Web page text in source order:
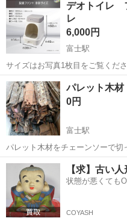
デオトイレ
レ
6,000円
富士駅
サイズはお写真1枚目をご覧くだ
ます。 静音設計のファン付きで猫ちゃんも問題なくトイレの使用して
くれます☺︎ ファンがついているので、空気清浄機がなくてもうんちや
おしっこの匂いかなり軽減さ...
静岡 富士市 富士駅 そ
パレット木材
0円
富士駅
パレット木材をチェーンソーで切
近隣なら無料で配達致します！釘
静岡 富士市 富士駅
【求】古い
状態が悪くても
COYASH